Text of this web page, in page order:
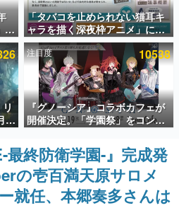
以上！ ページビュー数万以上！ などな
読まれた、電ファミ渾身の“殿堂入り”記
。
書
イターの方々に製作時のエピソードをお
る企画（ゲーム）とは何か？を探ってい
ン
「タバコを止められない猫耳キ
ャラを描く深夜枠アニメ」に視
聴者の一部から批判意見。違法
薬物の使用と思しき描写も含め
て、BPOが議論を交わす
グ
注目度 10538
『グノーシア』コラボカフェが
開催決定。「学園祭」をコンセ
プトに、模擬店やセツやSQ、ラ
キオたちが学祭バンドを楽しむ
様子を切り取った新グッズが展
開
最終防衛学園-』完成発
の壱百満天原サロメ
就任、本郷奏多さんは